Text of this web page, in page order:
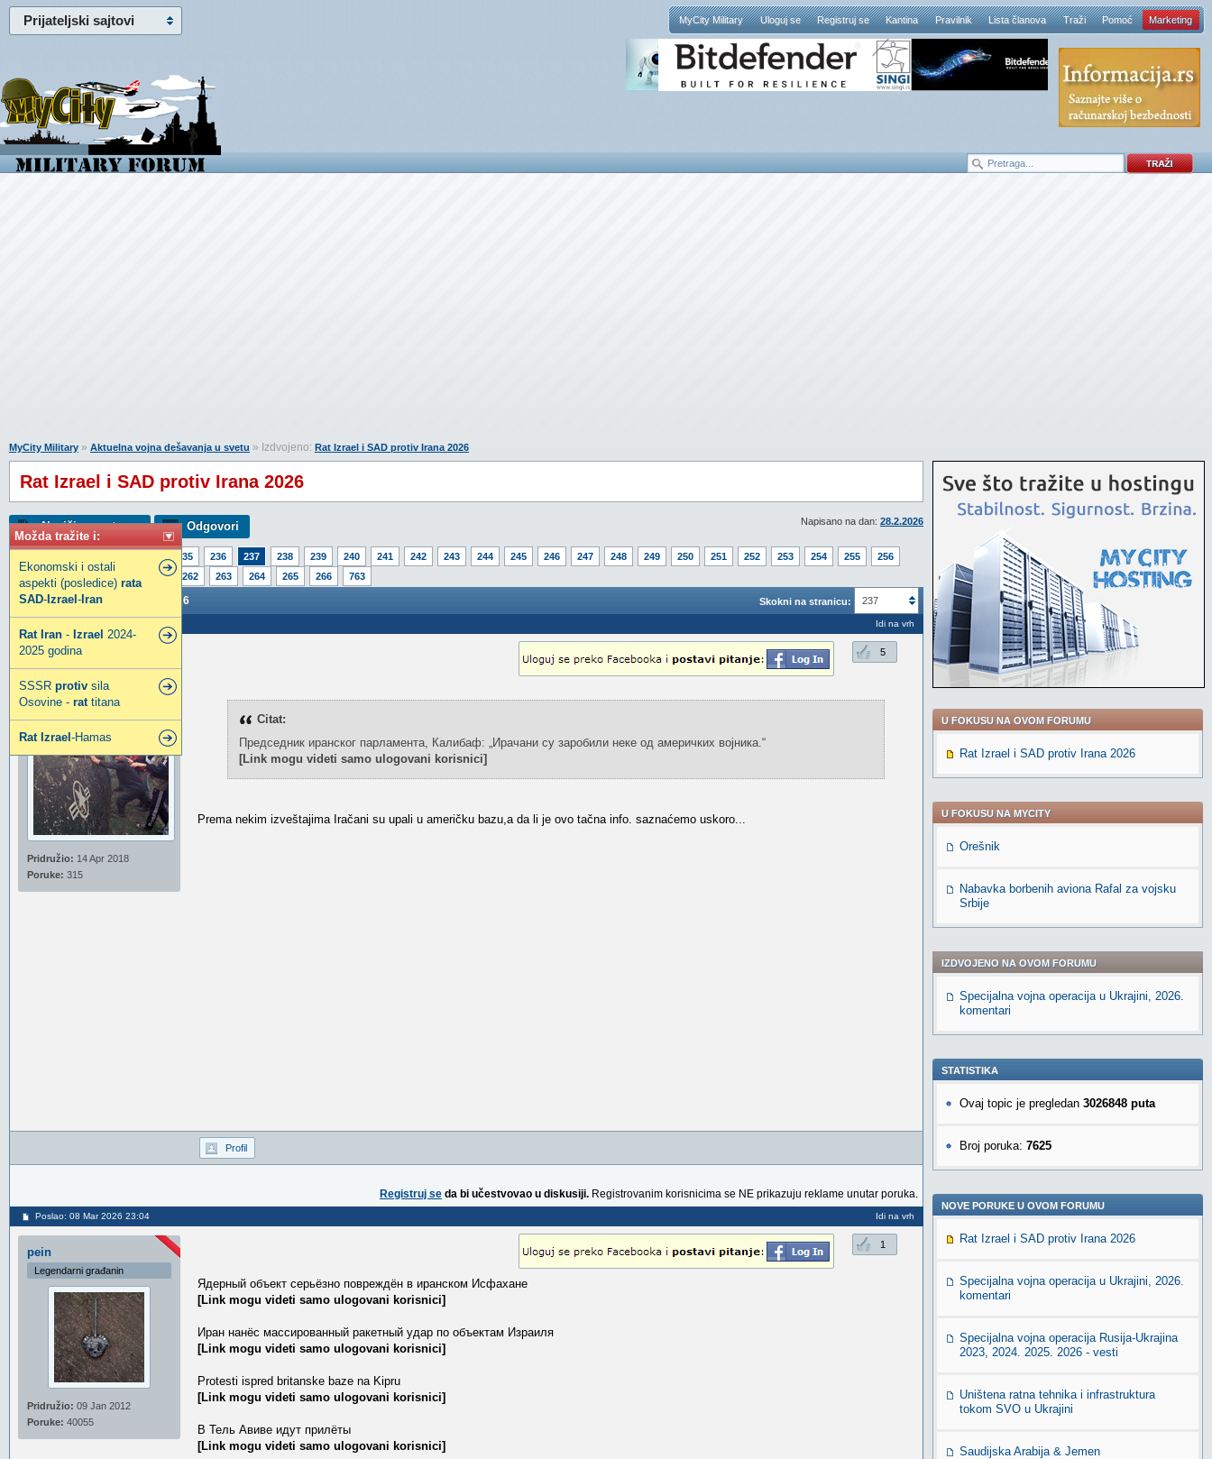
Prijateljski sajtovi MyCity Military Uloguj se Registruj se Kantina Pravilnik Lista članova Traži Pomoć Marketing
Možda tražite i:
Ekonomski i ostali
aspekti (posledice) rata
SAD- Izrael - Iran
Rat Iran - Izrael 2024-
2025 godina
SSSR protiv sila
Osovine - rattitana
Rat Izrael -Hamas
MyCity Military » Aktuelna vojna dešavanja u svetu » Izdvojeno: Rat Izrael i SAD protiv Irana 2026
Rat Izrael i SAD protiv Irana 2026
Napisano na dan: 28.2.2026
Napiši novu temu Odgovori
235 236 237 238 239 240 241 242 243 244 245 246 247 248 249 250 251 252 253 254 255
256
258 259 261 262 263 264 265 266 763
Skokni na stranicu: 237
Rat Izrael i SAD protiv Irana 2026
Idi na vrh
DJUNTA
Pridružio: 14 Apr 2018
Poruke: 315
5
Citat:
Председник иранског парламента, Калибаф: „Ирачани су заробили неке од америчких војника.“
[Link mogu videti samo ulogovani korisnici]
Prema nekim izveštajima Iračani su upali u američku bazu,a da li je ovo tačna info. saznaćemo uskoro...
Profil
Registruj se da bi učestvovao u diskusiji. Registrovanim korisnicima se NE prikazuju reklame unutar poruka.
Poslao: 08 Mar 2026 23:04 Idi na vrh
pein
Legendarni građanin
Pridružio: 09 Jan 2012
Poruke: 40055
1
Ядерный объект серьёзно повреждён в иранском Исфахане
[Link mogu videti samo ulogovani korisnici]
Иран нанёс массированный ракетный удар по объектам Израиля
[Link mogu videti samo ulogovani korisnici]
Protesti ispred britanske baze na Kipru
[Link mogu videti samo ulogovani korisnici]
В Тель Авиве идут прилёты
[Link mogu videti samo ulogovani korisnici]
U FOKUSU NA OVOM FORUMU
Rat Izrael i SAD protiv Irana 2026
U FOKUSU NA MYCITY
Orešnik
Nabavka borbenih aviona Rafal za vojsku
Srbije
IZDVOJENO NA OVOM FORUMU
Specijalna vojna operacija u Ukrajini, 2026.
komentari
STATISTIKA
Ovaj topic je pregledan 3026848 puta
Broj poruka: 7625
NOVE PORUKE U OVOM FORUMU
Rat Izrael i SAD protiv Irana 2026
Specijalna vojna operacija u Ukrajini, 2026.
komentari
Specijalna vojna operacija Rusija-Ukrajina
2023, 2024. 2025. 2026 - vesti
Uništena ratna tehnika i infrastruktura
tokom SVO u Ukrajini
Saudijska Arabija & Jemen